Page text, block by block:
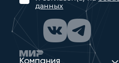
Компания
данных